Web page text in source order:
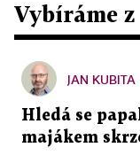
Vybíráme z
JAN KUBITA
Hledá se
majákem